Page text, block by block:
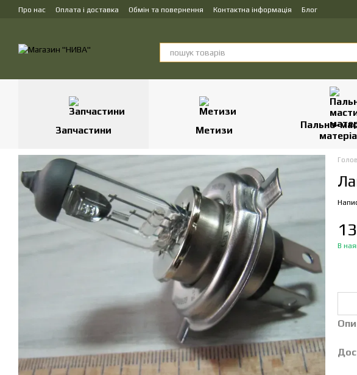
Перейти до основного контенту
Про нас Оплата і доставка Обмін та повернення Контактна інформація Блог
Запчастини Метизи
Пально-
В